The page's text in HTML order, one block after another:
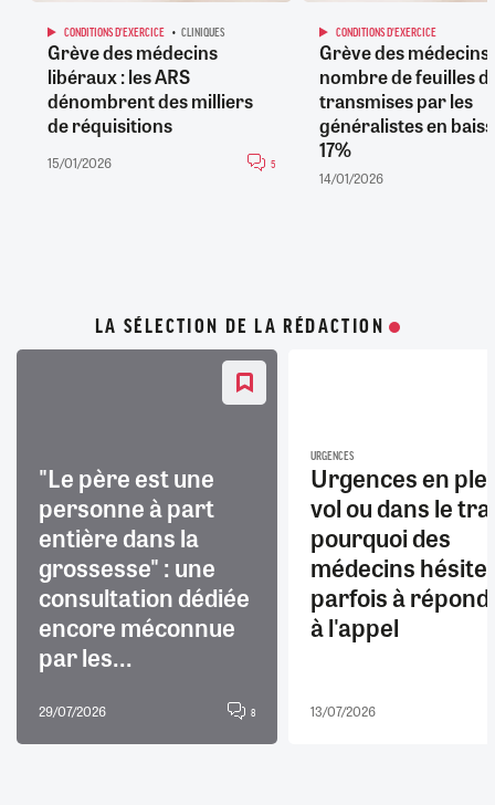
CONDITIONS D'EXERCICE CLINIQUES
Grève des médecins
libéraux : les ARS
dénombrent des milliers
de réquisitions
15/01/2026 5
CONDITIONS D'EXERCICE
Grève des médecins
nombre de feuilles
transmises par les
généralistes en
17%
14/01/2026
LA SÉLECTION DE LA RÉDACTION
"Le père est une
personne à part
entière dans la
grossesse" : une
consultation dédiée
encore méconnue
par les...
29/07/2026 8
URGENCES
Urgences en
vol ou dans le
pourquoi des
médecins
parfois à
à l'appel
13/07/2026